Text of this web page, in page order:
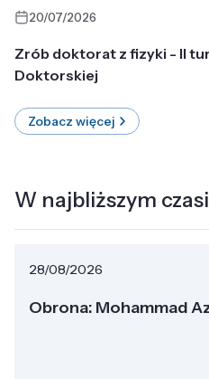
20/07/2026
Zrób doktorat z fizyki - II
Doktorskiej
Zobacz więcej
W najbliższym
28/08/2026
Obrona: Mohammad